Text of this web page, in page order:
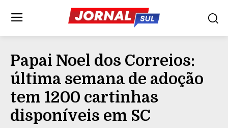
Papai Noel dos Correios:
última semana de adoção
tem 1200 cartinhas
disponíveis em SC